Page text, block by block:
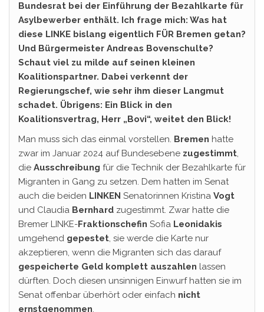
Bundesrat bei der Einführung der Bezahlkarte für
Asylbewerber enthält. Ich frage mich: Was hat
diese LINKE bislang eigentlich FÜR Bremen getan?
Und Bürgermeister Andreas Bovenschulte?
Schaut viel zu milde auf seinen kleinen
Koalitionspartner. Dabei verkennt der
Regierungschef, wie sehr ihm dieser Langmut
schadet. Übrigens: Ein Blick in den
Koalitionsvertrag, Herr „Bovi“, weitet den Blick!
Man muss sich das einmal vorstellen. Bremen hatte
zwar im Januar 2024 auf Bundesebene zugestimmt,
die Ausschreibung für die Technik der Bezahlkarte für
Migranten in Gang zu setzen. Dem hatten im Senat
auch die beiden LINKEN Senatorinnen Kristina Vogt
und Claudia Bernhard zugestimmt. Zwar hatte die
Bremer LINKE-Fraktionschefin Sofia Leonidakis
umgehend gepestet, sie werde die Karte nur
akzeptieren, wenn die Migranten sich das darauf
gespeicherte Geld komplett auszahlen lassen
dürften. Doch diesen unsinnigen Einwurf hatten sie im
Senat offenbar überhört oder einfach nicht
ernstgenommen.